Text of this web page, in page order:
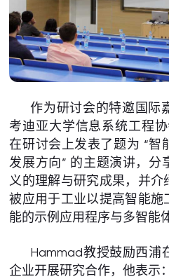
作为研讨会的特邀国际
考迪亚大学信息系统工程
在研讨会上发表了题为 “智
发展方向” 的主题演讲，分
义的理解与研究成果，并
被应用于工业以提高智能
能的示例应用程序与多智能
Hammad教授鼓励西浦
企业开展研究合作，他表示